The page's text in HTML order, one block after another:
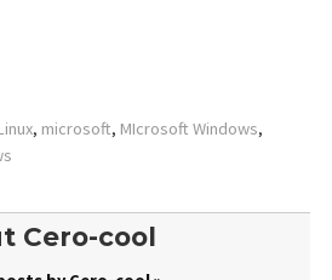
, microsoft, MIcrosoft Windows,
Cero-cool